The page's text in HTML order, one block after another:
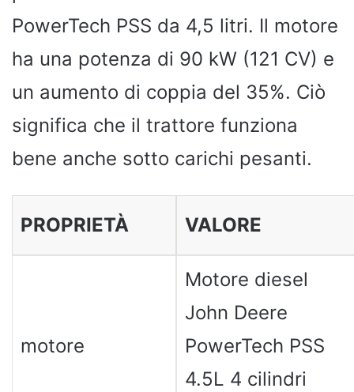
PowerTech PSS da 4,5 litri. Il motore
ha una potenza di 90 kW (121 CV) e
un aumento di coppia del 35%. Ciò
significa che il trattore funziona
bene anche sotto carichi pesanti.
PROPRIETÀ VALORE
motore
Motore diesel
John Deere
PowerTech PSS
4.5L 4 cilindri